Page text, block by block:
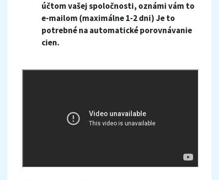
účtom vašej spoločnosti, oznámi vám to
e-mailom (maximálne 1-2 dni) Je to
potrebné na automatické porovnávanie
cien.